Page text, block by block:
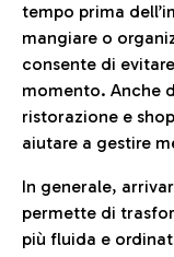
tempo prima
mangiare o
consente di
momento. Anche
ristorazione e
aiutare a gestire
In generale,
permette di
più fluida e